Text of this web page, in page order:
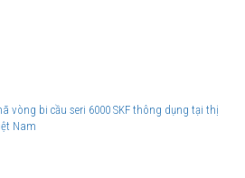
vòng bi cầu seri 6000 SKF thông dụng tại thị
Nam